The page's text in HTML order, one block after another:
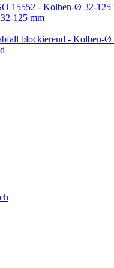
15552 - Kolben-Ø 32-125
125 mm
blockierend - Kolben-Ø